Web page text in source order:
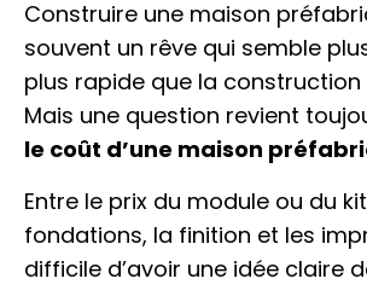
Construire une maison
souvent un rêve qui semble
plus rapide que la
Mais une question revient
le coût d’une maison
Entre le prix du module ou du
fondations, la finition et les
difficile d’avoir une idée claire